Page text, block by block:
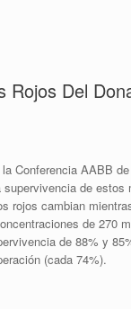
Rojos Del
Conferencia AABB
de
rojos cambian
de 270
de 88% y
(cada 74%).